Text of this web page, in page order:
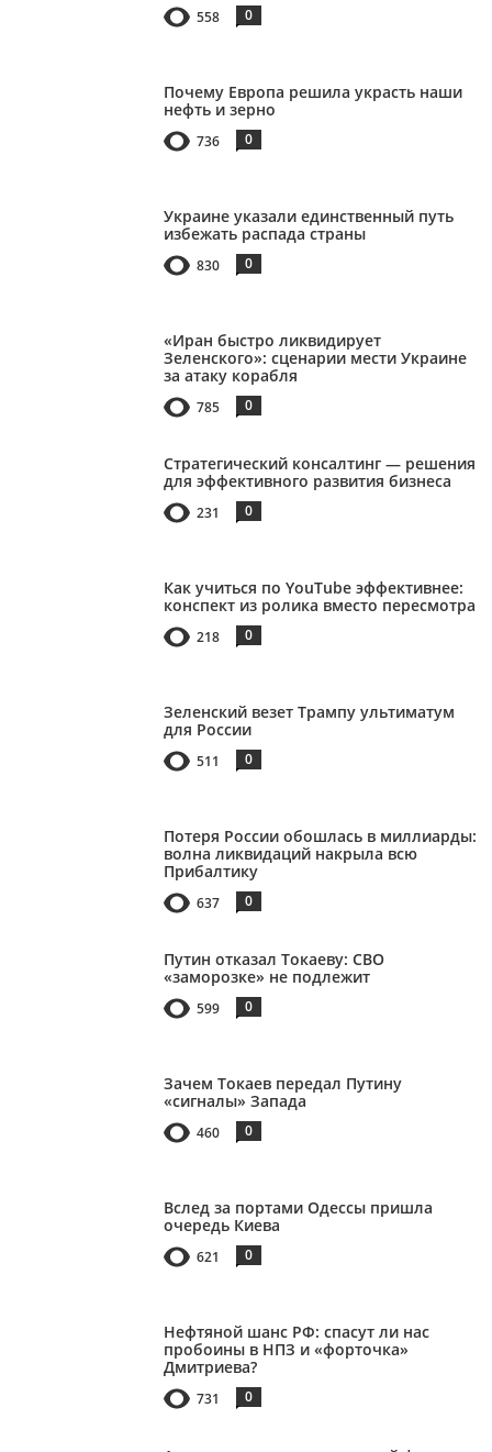
558 0
Почему Европа решила украсть наши
нефть и зерно
736 0
Украине указали единственный путь
избежать распада страны
830 0
«Иран быстро ликвидирует
Зеленского»: сценарии мести Украине
за атаку корабля
785 0
Стратегический консалтинг — решения
для эффективного развития бизнеса
231 0
Как учиться по YouTube эффективнее:
конспект из ролика вместо пересмотра
218 0
Зеленский везет Трампу ультиматум
для России
511 0
Потеря России обошлась в миллиарды:
волна ликвидаций накрыла всю
Прибалтику
637 0
Путин отказал Токаеву: СВО
«заморозке» не подлежит
599 0
Зачем Токаев передал Путину
«сигналы» Запада
460 0
Вслед за портами Одессы пришла
очередь Киева
621 0
Нефтяной шанс РФ: спасут ли нас
пробоины в НПЗ и «форточка»
Дмитриева?
731 0